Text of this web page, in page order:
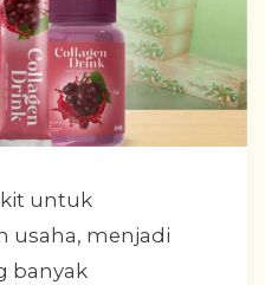
untuk
usaha, menjadi
banyak